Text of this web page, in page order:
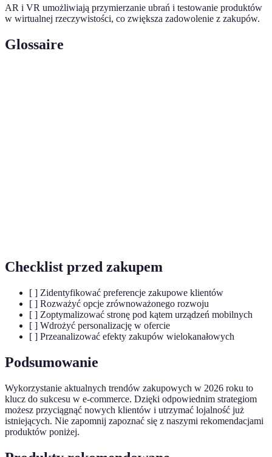
AR i VR umożliwiają przymierzanie ubrań i testowanie produktów
w wirtualnej rzeczywistości, co zwiększa zadowolenie z zakupów.
Glossaire
Checklist przed zakupem
[ ] Zidentyfikować preferencje zakupowe klientów
[ ] Rozważyć opcje zrównoważonego rozwoju
[ ] Zoptymalizować stronę pod kątem urządzeń mobilnych
[ ] Wdrożyć personalizację w ofercie
[ ] Przeanalizować efekty zakupów wielokanałowych
Podsumowanie
Wykorzystanie aktualnych trendów zakupowych w 2026 roku to
klucz do sukcesu w e-commerce. Dzięki odpowiednim strategiom
możesz przyciągnąć nowych klientów i utrzymać lojalność już
istniejących. Nie zapomnij zapoznać się z naszymi rekomendacjami
produktów poniżej.